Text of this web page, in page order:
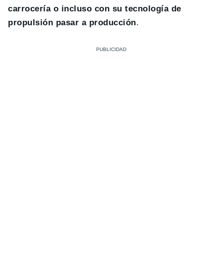
carrocería o incluso con su tecnología de
propulsión pasar a producción.